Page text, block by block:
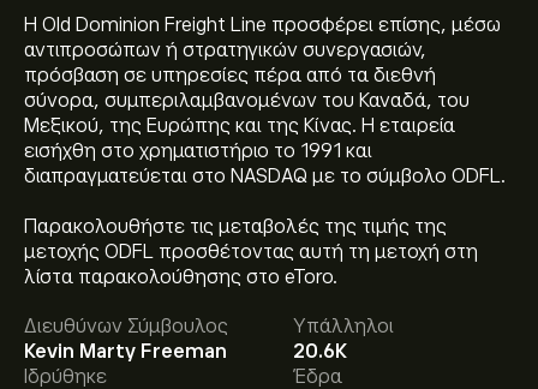
Η Old Dominion Freight Line προσφέρει επίσης, μέσω
αντιπροσώπων ή στρατηγικών συνεργασιών,
πρόσβαση σε υπηρεσίες πέρα από τα διεθνή
σύνορα, συμπεριλαμβανομένων του Καναδά, του
Μεξικού, της Ευρώπης και της Κίνας. Η εταιρεία
εισήχθη στο χρηματιστήριο το 1991 και
διαπραγματεύεται στο NASDAQ με το σύμβολο ODFL.
Παρακολουθήστε τις μεταβολές της τιμής της
μετοχής ODFL προσθέτοντας αυτή τη μετοχή στη
λίστα παρακολούθησης στο eToro.
Διευθύνων Σύμβουλος
Kevin Marty Freeman
Υπάλληλοι
20.6K
Ιδρύθηκε
Έδρα
Η τρέχουσα τιμή του ODFL είναι 216.36‎$‎.
Η μέση τιμή-στόχος για το Old Dominion Freight Line